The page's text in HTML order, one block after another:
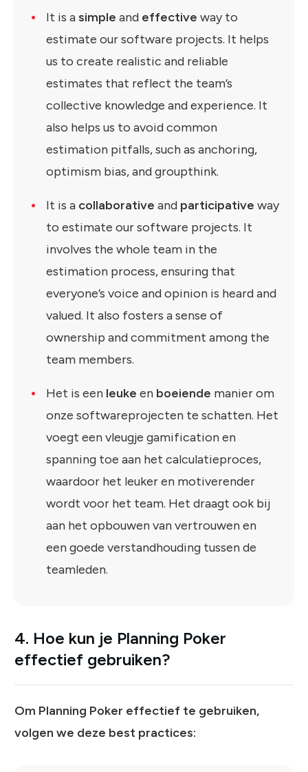
It is asimple and effective way to
estimate our software projects. It helps
us to create realistic and reliable
estimates that reflect the team’s
collective knowledge and experience. It
also helps us to avoid common
estimation pitfalls, such as anchoring,
optimism bias, and groupthink.
It is a collaborative and participative way
to estimate our software projects. It
involves the whole team in the
estimation process, ensuring that
everyone’s voice and opinion is heard and
valued. It also fosters a sense of
ownership and commitment among the
team members.
Het is een leuke en boeiende manier om
onze softwareprojecten te schatten. Het
voegt een vleugje gamification en
spanning toe aan het calculatieproces,
waardoor het leuker en motiverender
wordt voor het team. Het draagt ​​ook bij
aan het opbouwen van vertrouwen en
een goede verstandhouding tussen de
teamleden.
4. Hoe kun je Planning Poker
effectief gebruiken?
Om Planning Poker effectief te gebruiken,
volgen we deze best practices: